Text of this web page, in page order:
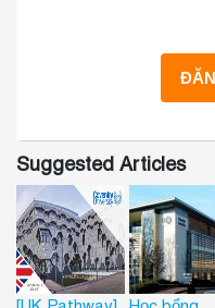
Suggested Articles